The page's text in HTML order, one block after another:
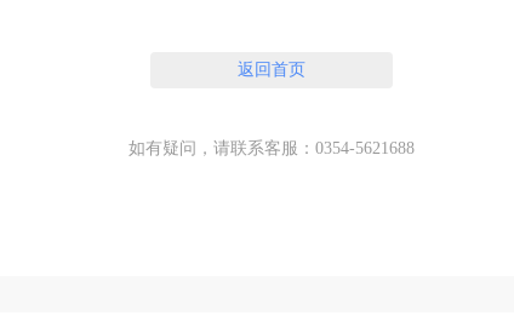
返回首页
如有疑问，请联系客服：0354-5621688